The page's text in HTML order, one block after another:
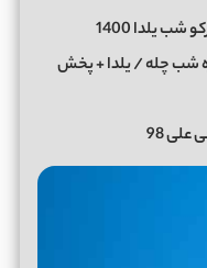
یلدا 1400
شب چله / یلدا + پخش
98